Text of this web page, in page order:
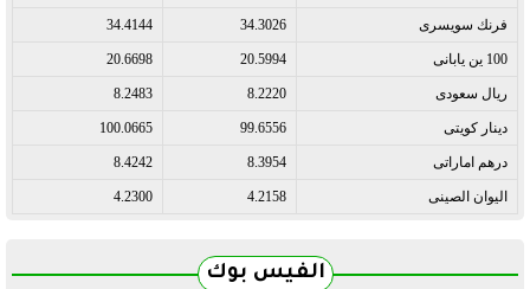
فرنك سويسرى 34.3026
34.4144
100 ين يابانى 20.5994
20.6698
ريال سعودى 8.2220
8.2483
دينار كويتى 99.6556
100.0665
درهم اماراتى 8.3954
8.4242
اليوان الصينى 4.2158
4.2300
الفيس بوك